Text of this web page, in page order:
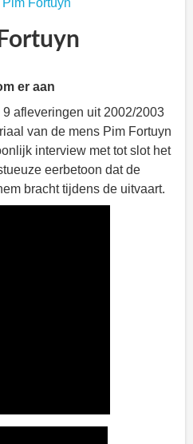
er aan
afleveringen uit 2002/2003
van de mens Pim Fortuyn
interview met tot slot het
eerbetoon dat de
bracht tijdens de uitvaart.